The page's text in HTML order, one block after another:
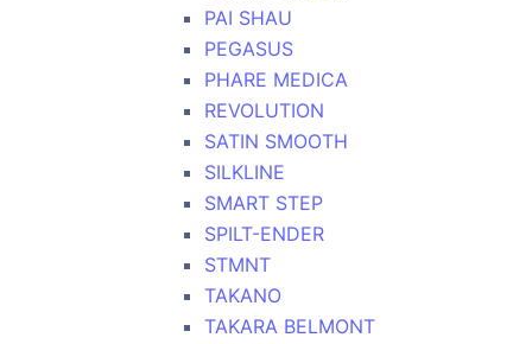
PAI SHAU
PEGASUS
PHARE MEDICA
REVOLUTION
SATIN SMOOTH
SILKLINE
SMART STEP
SPILT-ENDER
STMNT
TAKANO
TAKARA BELMONT